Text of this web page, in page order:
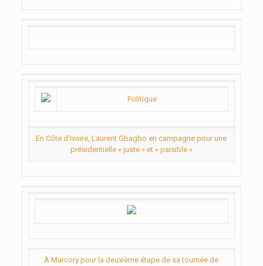
Politique
En Côte d’Ivoire, Laurent Gbagbo en campagne pour une
présidentielle « juste » et « paisible »
À Marcory pour la deuxième étape de sa tournée de